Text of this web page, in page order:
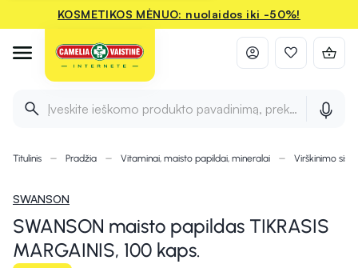
KOSMETIKOS MĖNUO: nuolaidos iki -50%!
Įveskite ieškomo produkto pavadinimą, prekės ženklą ir
Titulinis Pradžia Vitaminai, maisto papildai, mineralai Virškinimo
SWANSON
SWANSON maisto papildas TIKRASIS
MARGAINIS, 100 kaps.